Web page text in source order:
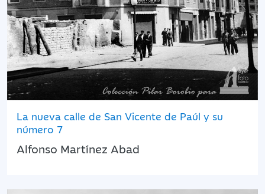
La nueva calle de San Vicente de Paúl y su
número 7
Alfonso Martínez Abad